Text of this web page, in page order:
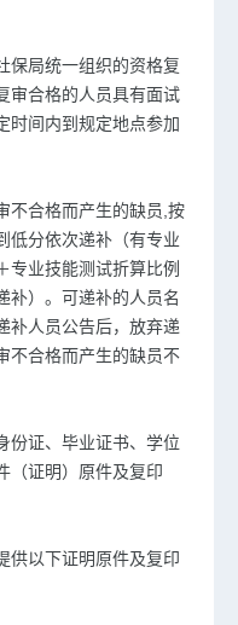
保局统一组织的资格复
审合格的人员具有面试
时间内到规定地点参加
不合格而产生的缺员,按
低分依次递补（有专业
专业技能测试折算比例
补）。可递补的人员名
补人员公告后，放弃递
不合格而产生的缺员不
份证、毕业证书、学位
（证明）原件及复印
供以下证明原件及复印